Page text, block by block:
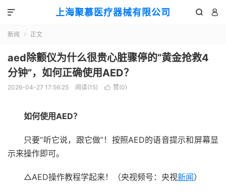
上海聚慕医疗器械有限公司  

新闻  正文
aed除颤仪为什么很贵心脏骤停的“黄金抢救4
分钟”，如何正确使用AED？
2026-04-27 17:56:25 阅读(15)  赞(0)
如何使用AED？
只要“听它说，跟它做”！按照AED的语音提示和屏幕显
示来操作即可。
△AED操作教程学起来！（央视频号：央视新闻）